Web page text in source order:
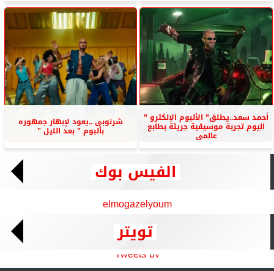
أحمد سعد..يطلق” الألبوم الإلكترو ”
اليوم تجربة موسيقية جريئة بطابع
عالمى
شرنوبى ..يعود لإبهار جمهوره
بألبوم ” بعد الليل ”
الفيس بوك
elmogazelyoum
تويتر
Tweets by